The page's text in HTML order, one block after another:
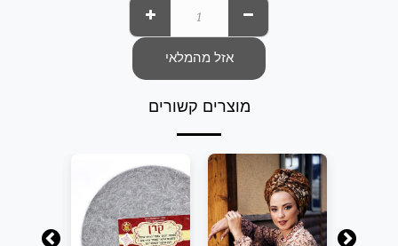
אזל מהמלאי
מוצרים קשורים